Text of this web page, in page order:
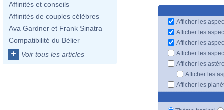
Affinités et conseils
Affinités de couples célèbres
Ava Gardner et Frank Sinatra
Compatibilité du Bélier
+ Voir tous les articles
Afficher les
Afficher les
Afficher les
Afficher les
Afficher les
Afficher les
Afficher les